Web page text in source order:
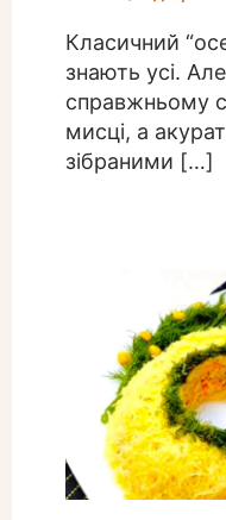
Класичний
знають усі.
справжньому
мисці, а
зібраними […]